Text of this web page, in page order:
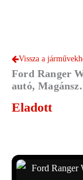
Vissza a
Ford Ranger
autó, Magánsz.
Eladott